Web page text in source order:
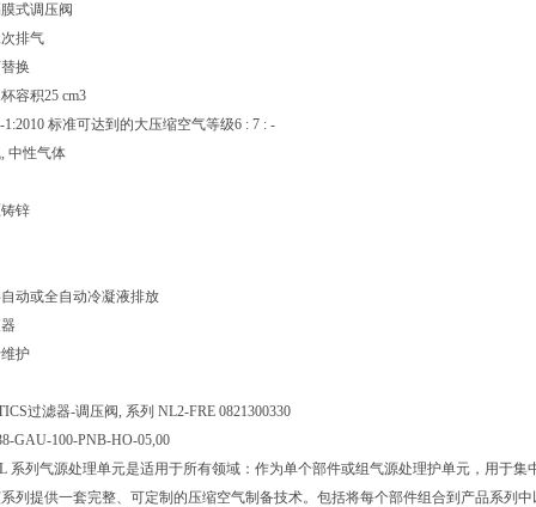
式调压阀
排气
换
容积25 cm3
1:2010 标准可达到的大压缩空气等级6 : 7 : -
中性气体
锌
动或全自动冷凝液排放
护
过滤器-调压阀, 系列 NL2-FRE 0821300330
GAU-100-PNB-HO-05,00
系列气源处理单元是适用于所有领域：作为单个部件或组气源处理护单元，用于
列提供一套完整、可定制的压缩空气制备技术。包括将每个部件组合到产品系列